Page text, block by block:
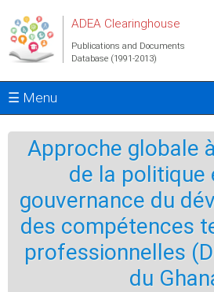
ADEA Clearinghouse
Publications and Documents
Database (1991-2013)
☰ Menu
Approche globale
de la politique
gouvernance du
des compétences
professionnelles
du